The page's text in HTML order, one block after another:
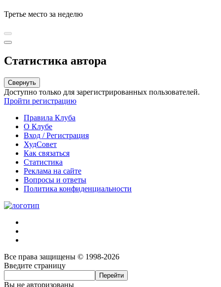
Третье место за неделю
Статистика автора
Свернуть
Доступно только для зарегистрированных пользователей.
Пройти регистрацию
Правила Клуба
О Клубе
Вход / Регистрация
ХудСовет
Как связаться
Статистика
Реклама на сайте
Вопросы и ответы
Политика конфиденциальности
Все права защищены © 1998-2026
Введите страницу
Вы не авторизованы